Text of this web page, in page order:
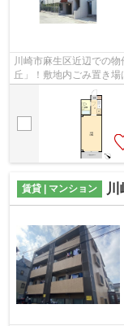
川崎市麻生区近辺での
丘」！敷地内ごみ置き
ちらは初期費用をカード
賃貸 | マンション 川